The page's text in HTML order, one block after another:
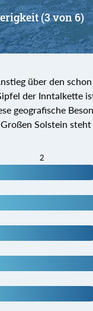
(3 von 6)
über den
der Inntalkette
geografische
Solstein
2